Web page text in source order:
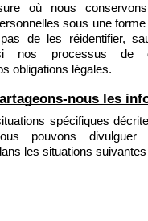
où nous
sous une
de les réidentifier,
nos processus de
obligations légales.
nous les
spécifiques
pouvons divulguer
les situations suivantes